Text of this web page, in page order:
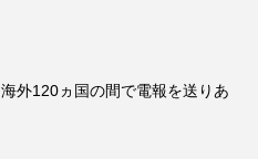
海外120ヵ国の間で電報を送りあ